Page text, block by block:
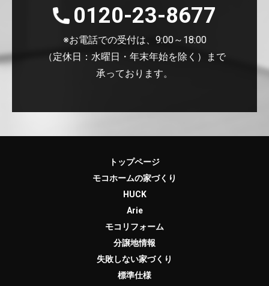
0120-23-8677
※お電話での受付は、9:00～18:00
（定休日：水曜日・年末年始を除く）まで
承っております。
トップページ
モコホームの家づくり
HUCK
Arie
モコリフォーム
分譲地情報
失敗しない家づくり
標準仕様